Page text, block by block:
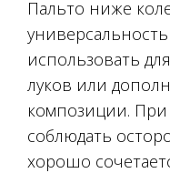
Пальто ниже
использовать
луков или
композиции.
соблюдать
хорошо